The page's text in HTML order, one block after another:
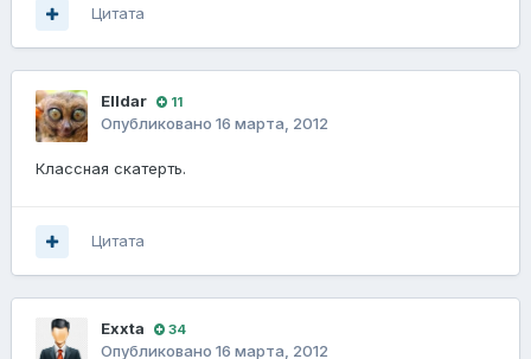
Цитата
Elldar 11
Опубликовано 16 марта, 2012
Классная скатерть.
Цитата
Exxta 34
Опубликовано 16 марта, 2012